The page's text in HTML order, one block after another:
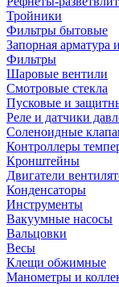
Тройники
Фильтры бытовые
Запорная арматура
Фильтры
Шаровые вентили
Смотровые стекла
Пусковые и
Реле и датчики
Соленоидные
Контроллеры
Кронштейны
Двигатели
Конденсаторы
Инструменты
Вакуумные насосы
Вальцовки
Весы
Клещи обжимные
Манометры и